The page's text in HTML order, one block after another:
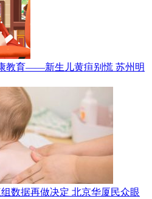
康教育——新生儿黄疸别慌 苏州明
数据再做决定 北京华厦民众眼